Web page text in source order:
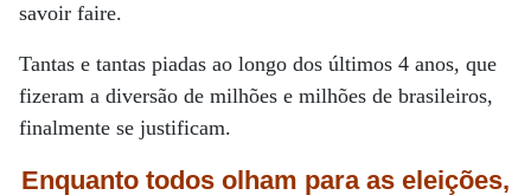
savoir faire.
Tantas e tantas piadas ao longo dos últimos 4 anos, que
fizeram a diversão de milhões e milhões de brasileiros,
finalmente se justificam.
Enquanto todos olham para as eleições,